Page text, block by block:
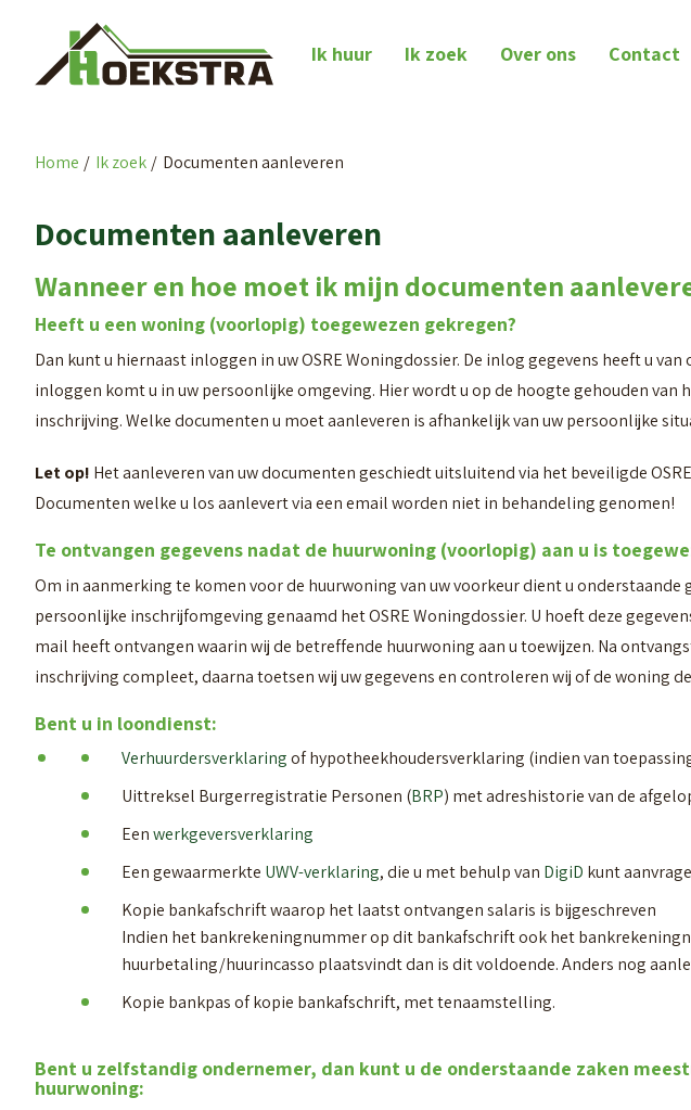
Naar hoofdinhoud
Naar hoofdnavigatiemenu
Naar zoeken
Naar de homepage
Ik huur Ik zoek Over ons Contact
Home Ik zoek Documenten aanleveren
Documenten aanleveren
Wanneer en hoe moet ik mijn documenten
Heeft u een woning (voorlopig) toegewezen gekregen?
Dan kunt u hiernaast inloggen in uw OSRE Woningdossier. De inlog gegevens heeft u
inloggen komt u in uw persoonlijke omgeving. Hier wordt u op de hoogte gehouden van
inschrijving. Welke documenten u moet aanleveren is afhankelijk van uw persoonlijke
Let op! Het aanleveren van uw documenten geschiedt uitsluitend via het beveiligde
Documenten welke u los aanlevert via een email worden niet in behandeling genomen!
Te ontvangen gegevens nadat de huurwoning (voorlopig) aan u is
Om in aanmerking te komen voor de huurwoning van uw voorkeur dient u onderstaande
persoonlijke inschrijfomgeving genaamd het OSRE Woningdossier. U hoeft deze
mail heeft ontvangen waarin wij de betreffende huurwoning aan u toewijzen. Na
inschrijving compleet, daarna toetsen wij uw gegevens en controleren wij of de woning
Bent u in loondienst:
Verhuurdersverklaringof hypotheekhoudersverklaring (indien van
Uittreksel Burgerregistratie Personen (BRP) met adreshistorie van de
Eenwerkgeversverklaring
Een gewaarmerkte UWV-verklaring, die u met behulp van DigiD kunt
Kopie bankafschrift waarop het laatst ontvangen salaris is bijgeschreven
Indien het bankrekeningnummer op dit bankafschrift ook het
huurbetaling/huurincasso plaatsvindt dan is dit voldoende. Anders nog
Kopie bankpas of kopie bankafschrift, met tenaamstelling.
Bent u zelfstandig ondernemer, dan kunt u de onderstaande zaken
huurwoning: